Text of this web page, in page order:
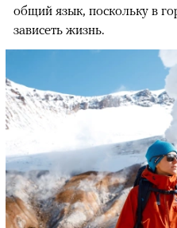
общий язык, поскольку в
зависеть жизнь.